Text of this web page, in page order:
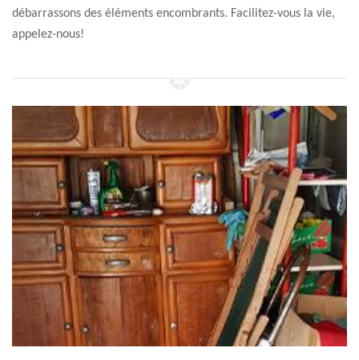
débarrassons des éléments encombrants. Facilitez-vous la vie,
appelez-nous!